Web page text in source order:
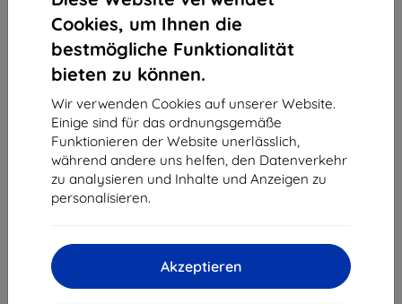
Cookies, um Ihnen die
bestmögliche Funktionalität
bieten zu können.
Wir verwenden Cookies auf unserer Website.
Einige sind für das ordnungsgemäße
Funktionieren der Website unerlässlich,
während andere uns helfen, den Datenverkehr
zu analysieren und Inhalte und Anzeigen zu
personalisieren.
Akzeptieren
3mk Silky Matt Privacy Schutzfolie für Oppo Reno
12 Pro
Geeignet für: Oppo Reno 12 Pro
13,41 €
ohne MWSt